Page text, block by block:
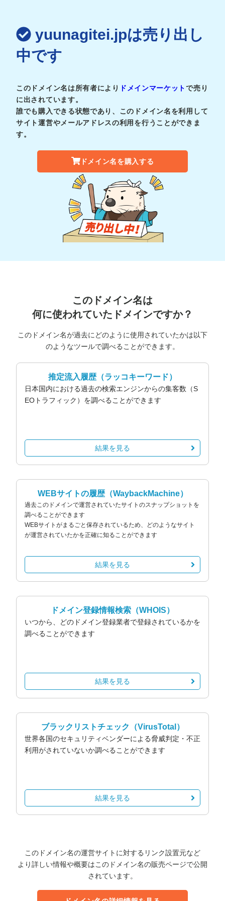
yuunagitei.jpは売り出し
中です
このドメイン名は所有者により ドメインマーケットで売り
に出されています。
誰でも購入できる状態であり、このドメイン名を利用して
サイト運営やメールアドレスの利用を行うことができま
す。
ドメイン名を購入する
このドメイン名は
何に使われていたドメインですか？
このドメイン名が過去にどのように使用されていたかは以下
のようなツールで調べることができます。
推定流入履歴（ラッコキーワード）
日本国内における過去の検索エンジンからの集客数（S
EOトラフィック）を調べることができます
結果を見る
WEBサイトの履歴（WaybackMachine）
過去このドメインで運営されていたサイトのスナップショットを
調べることができます
WEBサイトがまるごと保存されているため、どのようなサイト
が運営されていたかを正確に知ることができます
結果を見る
ドメイン登録情報検索 （WHOIS）
いつから、どのドメイン登録業者で登録されているかを
調べることができます
結果を見る
ブラックリストチェック （VirusTotal）
世界各国のセキュリティベンダーによる脅威判定・不正
利用がされていないか調べることができます
結果を見る
このドメイン名の運営サイトに対するリンク設置元など
より詳しい情報や概要はこのドメイン名の販売ページで公開
されています。